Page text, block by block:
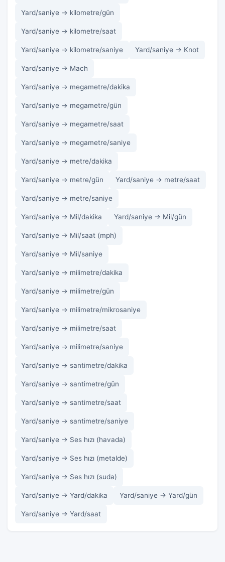
Yard/saniye → kilometre/gün
Yard/saniye → kilometre/saat
Yard/saniye → kilometre/saniye Yard/saniye → Knot
Yard/saniye → Mach
Yard/saniye → megametre/dakika
Yard/saniye → megametre/gün
Yard/saniye → megametre/saat
Yard/saniye → megametre/saniye
Yard/saniye → metre/dakika
Yard/saniye → metre/gün Yard/saniye → metre/saat
Yard/saniye → metre/saniye
Yard/saniye → Mil/dakika Yard/saniye → Mil/gün
Yard/saniye → Mil/saat (mph)
Yard/saniye → Mil/saniye
Yard/saniye → milimetre/dakika
Yard/saniye → milimetre/gün
Yard/saniye → milimetre/mikrosaniye
Yard/saniye → milimetre/saat
Yard/saniye → milimetre/saniye
Yard/saniye → santimetre/dakika
Yard/saniye → santimetre/gün
Yard/saniye → santimetre/saat
Yard/saniye → santimetre/saniye
Yard/saniye → Ses hızı (havada)
Yard/saniye → Ses hızı (metalde)
Yard/saniye → Ses hızı (suda)
Yard/saniye → Yard/dakika Yard/saniye → Yard/gün
Yard/saniye → Yard/saat